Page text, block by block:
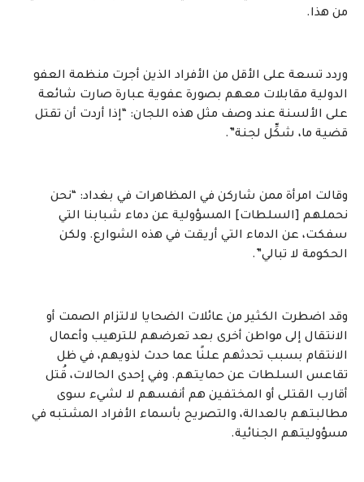
من هذا.
وردد تسعة على الأقل من الأفراد الذين أجرت منظمة العفو
الدولية مقابلات معهم بصورة عفوية عبارة صارت شائعة
على الألسنة عند وصف مثل هذه اللجان: “إذا أردت أن تقتل
قضية ما، شكِّل لجنة”.
وقالت امرأة ممن شاركن في المظاهرات في بغداد: “نحن
نحملهم [السلطات] المسؤولية عن دماء شبابنا التي
سفكت، عن الدماء التي أريقت في هذه الشوارع. ولكن
الحكومة لا تبالي”.
وقد اضطرت الكثير من عائلات الضحايا لالتزام الصمت أو
الانتقال إلى مواطن أخرى بعد تعرضهم للترهيب وأعمال
الانتقام بسبب تحدثهم علنًا عما حدث لذويهم، في ظل
تقاعس السلطات عن حمايتهم. وفي إحدى الحالات، قُتل
أقارب القتلى أو المختفين هم أنفسهم لا لشيء سوى
مطالبتهم بالعدالة، والتصريح بأسماء الأفراد المشتبه في
مسؤوليتهم الجنائية.